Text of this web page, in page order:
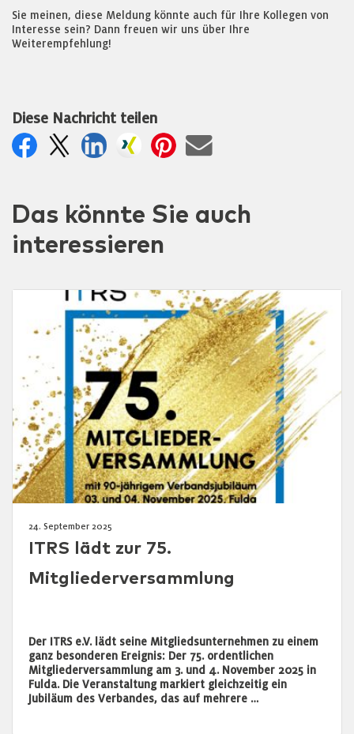
Sie meinen, diese Meldung könnte auch für Ihre Kollegen von
Interesse sein? Dann freuen wir uns über Ihre
Weiterempfehlung!
Diese Nachricht teilen
Das könnte Sie auch
interessieren
24. September 2025
ITRS lädt zur 75.
Mitgliederversammlung
Der ITRS e.V. lädt seine Mitgliedsunternehmen zu einem
ganz besonderen Ereignis: Der 75. ordentlichen
Mitgliederversammlung am 3. und 4. November 2025 in
Fulda. Die Veranstaltung markiert gleichzeitig ein
Jubiläum des Verbandes, das auf mehrere …